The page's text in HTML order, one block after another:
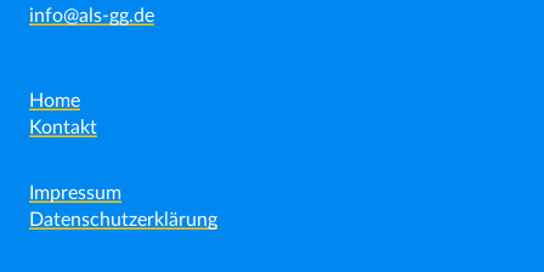
info@als-gg.de
Home
Kontakt
Impressum
Datenschutzerklärung